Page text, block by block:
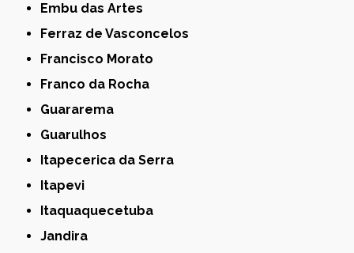
Embu das Artes
Ferraz de Vasconcelos
Francisco Morato
Franco da Rocha
Guararema
Guarulhos
Itapecerica da Serra
Itapevi
Itaquaquecetuba
Jandira